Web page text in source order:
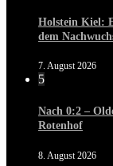
Holstein Kiel:
dem
7. August 2026
5
Nach 0:2 –
Rotenhof
8. August 2026